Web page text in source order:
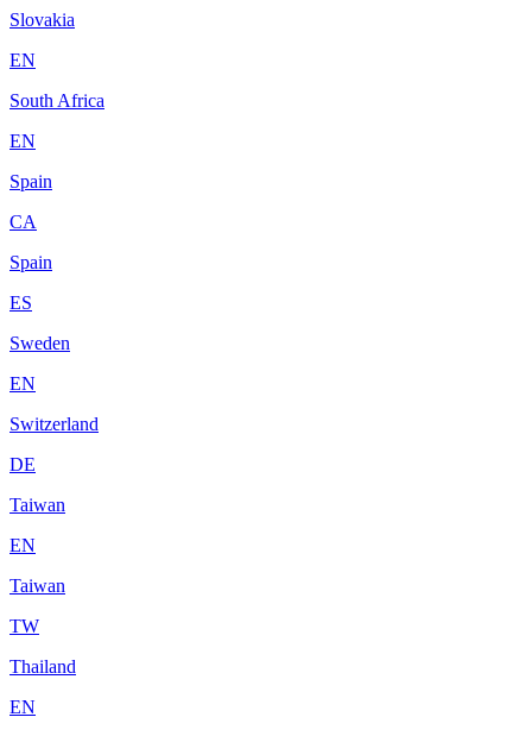
Slovakia
EN
South Africa
EN
Spain
CA
Spain
ES
Sweden
EN
Switzerland
DE
Taiwan
EN
Taiwan
TW
Thailand
EN